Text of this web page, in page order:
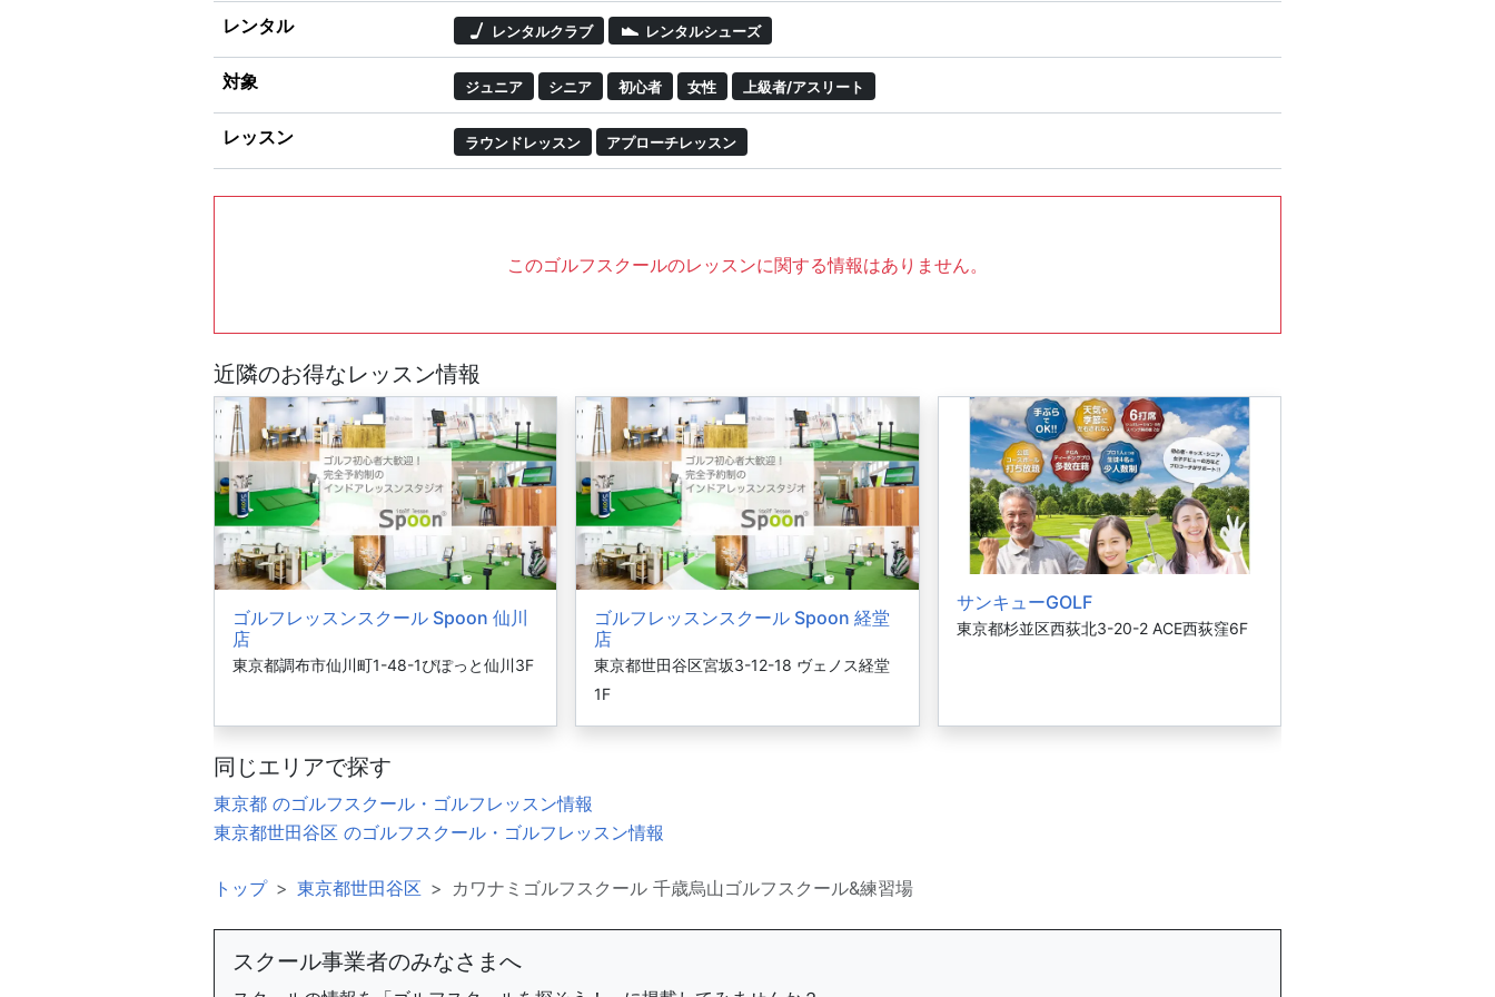
レンタル レンタルクラブ レンタルシューズ
対象 ジュニア シニア 初心者 女性 上級者/アスリート
レッスン ラウンドレッスン アプローチレッスン
このゴルフスクールのレッスンに関する情報はありません。
近隣のお得なレッスン情報
ゴルフレッスンスクール Spoon 仙川
店
東京都調布市仙川町1-48-1ぴぽっと仙川3F
ゴルフレッスンスクール Spoon 経堂
店
東京都世田谷区宮坂3-12-18 ヴェノス経堂
1F
サンキューGOLF
東京都杉並区西荻北3-20-2 ACE西荻窪6F
同じエリアで探す
東京都 のゴルフスクール・ゴルフレッスン情報
東京都世田谷区 のゴルフスクール・ゴルフレッスン情報
トップ 東京都世田谷区 カワナミゴルフスクール 千歳烏山ゴルフスクール&練習場
スクール事業者のみなさまへ